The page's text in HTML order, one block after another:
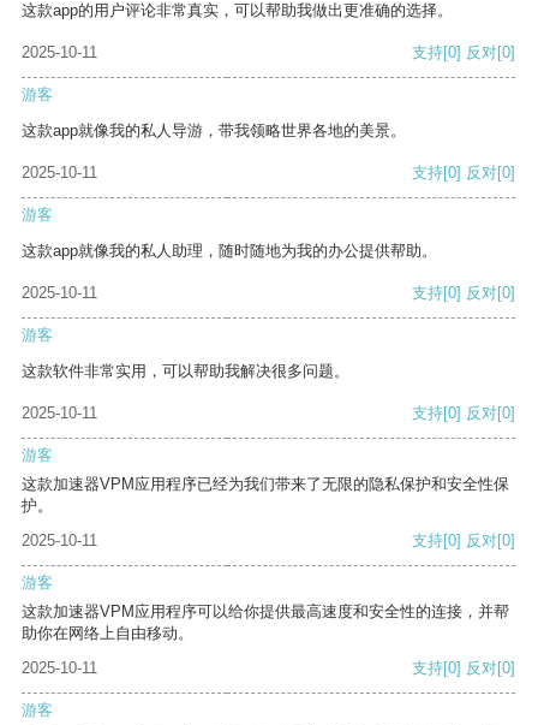
这款app的用户评论非常真实，可以帮助我做出更准确的选择。
2025-10-11 支持[0] 反对[0]
游客
这款app就像我的私人导游，带我领略世界各地的美景。
2025-10-11 支持[0] 反对[0]
游客
这款app就像我的私人助理，随时随地为我的办公提供帮助。
2025-10-11 支持[0] 反对[0]
游客
这款软件非常实用，可以帮助我解决很多问题。
2025-10-11 支持[0] 反对[0]
游客
这款加速器VPM应用程序已经为我们带来了无限的隐私保护和安全性保
护。
2025-10-11
支持[0] 反对[0]
游客
这款加速器VPM应用程序可以给你提供最高速度和安全性的连接，并帮
助你在网络上自由移动。
2025-10-11
支持[0] 反对[0]
游客